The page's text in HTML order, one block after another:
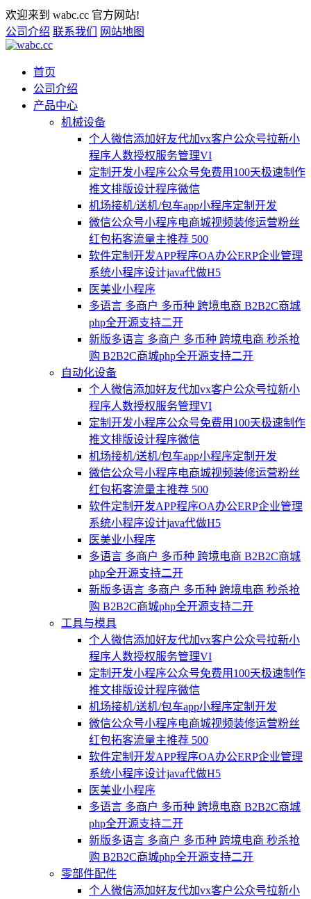
欢迎来到 wabc.cc 官方网站!
公司介绍 联系我们 网站地图
首页
公司介绍
产品中心
机械设备
个人微信添加好友代加vx客户公众号拉新小
程序人数授权服务管理VI
定制开发小程序公众号免费用100天极速制作
推文排版设计程序微信
机场接机/送机/包车app小程序定制开发
微信公众号小程序电商城视频装修运营粉丝
红包拓客流量主推荐 500
软件定制开发APP程序OA办公ERP企业管理
系统小程序设计java代做H5
医美业小程序
多语言 多商户 多币种 跨境电商 B2B2C商城
php全开源支持二开
新版多语言 多商户 多币种 跨境电商 秒杀抢
购 B2B2C商城php全开源支持二开
自动化设备
个人微信添加好友代加vx客户公众号拉新小
程序人数授权服务管理VI
定制开发小程序公众号免费用100天极速制作
推文排版设计程序微信
机场接机/送机/包车app小程序定制开发
微信公众号小程序电商城视频装修运营粉丝
红包拓客流量主推荐 500
软件定制开发APP程序OA办公ERP企业管理
系统小程序设计java代做H5
医美业小程序
多语言 多商户 多币种 跨境电商 B2B2C商城
php全开源支持二开
新版多语言 多商户 多币种 跨境电商 秒杀抢
购 B2B2C商城php全开源支持二开
工具与模具
个人微信添加好友代加vx客户公众号拉新小
程序人数授权服务管理VI
定制开发小程序公众号免费用100天极速制作
推文排版设计程序微信
机场接机/送机/包车app小程序定制开发
微信公众号小程序电商城视频装修运营粉丝
红包拓客流量主推荐 500
软件定制开发APP程序OA办公ERP企业管理
系统小程序设计java代做H5
医美业小程序
多语言 多商户 多币种 跨境电商 B2B2C商城
php全开源支持二开
新版多语言 多商户 多币种 跨境电商 秒杀抢
购 B2B2C商城php全开源支持二开
零部件配件
个人微信添加好友代加vx客户公众号拉新小